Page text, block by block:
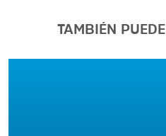
TAMBIÉN